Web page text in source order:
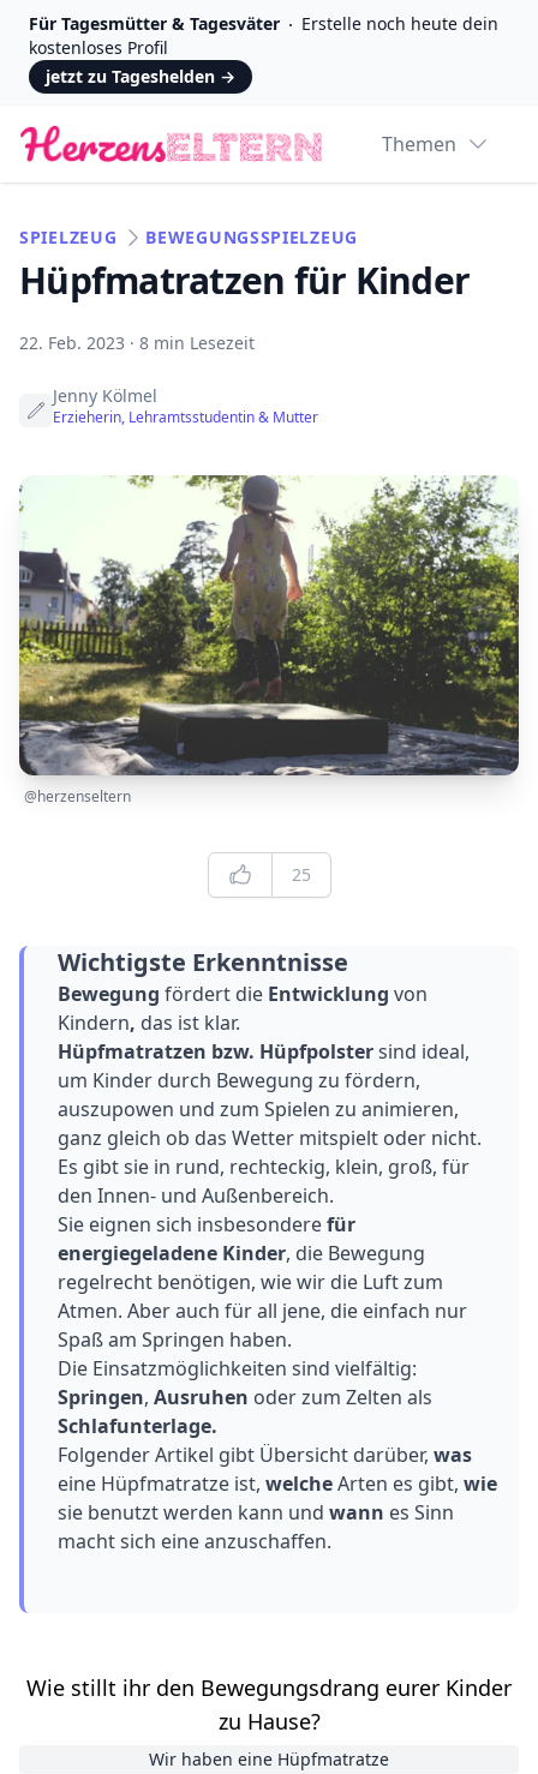
Für Tagesmütter & Tagesväter
Erstelle noch heute dein
kostenloses Profil
jetzt zu Tageshelden →
Logo Themen
SPIELZEUG BEWEGUNGSSPIELZEUG
Hüpfmatratzen für Kinder
22. Feb. 2023 · 8 min Lesezeit
Jenny Kölmel
Erzieherin, Lehramtsstudentin & Mutter
@herzenseltern
Edit Likes
25
Wichtigste Erkenntnisse
Bewegung fördert die Entwicklung von
Kindern, das ist klar.
Hüpfmatratzen bzw. Hüpfpolstersind ideal,
um Kinder durch Bewegung zu fördern,
auszupowen und zum Spielen zu animieren,
ganz gleich ob das Wetter mitspielt oder nicht.
Es gibt sie in rund, rechteckig, klein, groß, für
den Innen- und Außenbereich.
Sie eignen sich insbesonderefür
energiegeladene Kinder, die Bewegung
regelrecht benötigen, wie wir die Luft zum
Atmen. Aber auch für all jene, die einfach nur
Spaß am Springen haben.
Die Einsatzmöglichkeiten sind vielfältig:
Springen, Ausruhen oder zum Zelten als
Schlafunterlage.
Folgender Artikel gibt Übersicht darüber, was
eine Hüpfmatratze ist, welcheArten es gibt, wie
sie benutzt werden kann und wann es Sinn
macht sich eine anzuschaffen.
Wie stillt ihr den Bewegungsdrang eurer Kinder
zu Hause?
Wir haben eine Hüpfmatratze